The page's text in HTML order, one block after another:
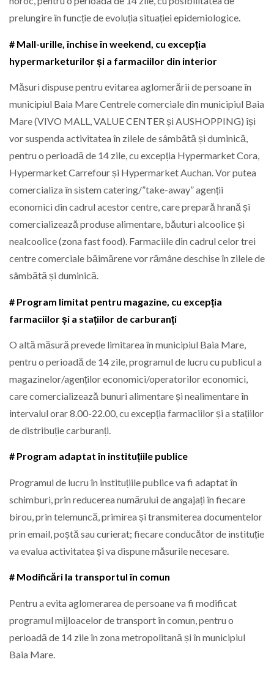
prelungire în funcție de evoluția situației epidemiologice.
# Mall-urille, închise în weekend, cu excepția
hypermarketurilor și a farmaciilor din interior
Măsuri dispuse pentru evitarea aglomerării de persoane în
municipiul Baia Mare Centrele comerciale din municipiul Baia
Mare (VIVO MALL, VALUE CENTER și AUSHOPPING) își
vor suspenda activitatea în zilele de sâmbătă și duminică,
pentru o perioadă de 14 zile, cu excepția Hypermarket Cora,
Hypermarket Carrefour și Hypermarket Auchan. Vor putea
comercializa în sistem catering/”take-away” agenții
economici din cadrul acestor centre, care prepară hrană și
comercializează produse alimentare, băuturi alcoolice și
nealcoolice (zona fast food). Farmaciile din cadrul celor trei
centre comerciale băimărene vor rămâne deschise în zilele de
sâmbătă și duminică.
# Program limitat pentru magazine, cu excepția
farmaciilor și a stațiilor de carburanți
O altă măsură prevede limitarea în municipiul Baia Mare,
pentru o perioadă de 14 zile, programul de lucru cu publicul a
magazinelor/agenților economici/operatorilor economici,
care comercializează bunuri alimentare și nealimentare în
intervalul orar 8.00-22.00, cu excepția farmaciilor și a stațiilor
de distribuție carburanți.
# Program adaptat în instituțiile publice
Programul de lucru în instituțiile publice va fi adaptat în
schimburi, prin reducerea numărului de angajați în fiecare
birou, prin telemuncă, primirea și transmiterea documentelor
prin email, poștă sau curierat; fiecare conducător de instituție
va evalua activitatea și va dispune măsurile necesare.
# Modificări la transportul în comun
Pentru a evita aglomerarea de persoane va fi modificat
programul mijloacelor de transport în comun, pentru o
perioadă de 14 zile în zona metropolitană și în municipiul
Baia Mare.